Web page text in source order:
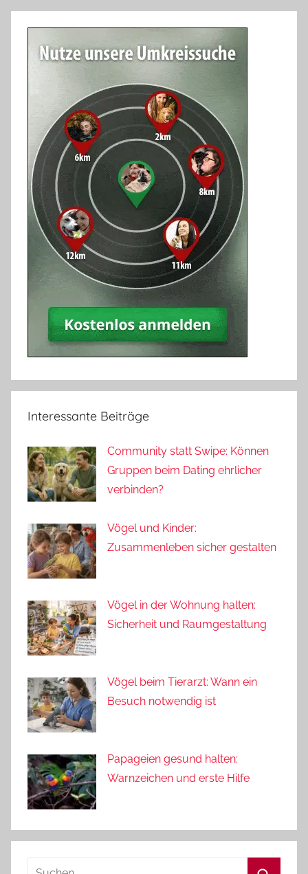
Interessante Beiträge
Community statt Swipe: Können
Gruppen beim Dating ehrlicher
verbinden?
Vögel und Kinder:
Zusammenleben sicher gestalten
Vögel in der Wohnung halten:
Sicherheit und Raumgestaltung
Vögel beim Tierarzt: Wann ein
Besuch notwendig ist
Papageien gesund halten:
Warnzeichen und erste Hilfe
Suchen